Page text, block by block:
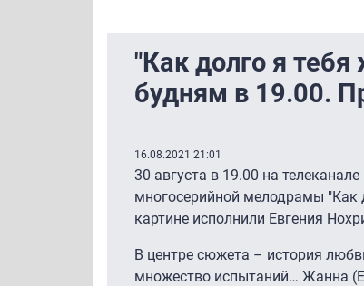
"Как долго я тебя
будням в 19.00.
16.08.2021 21:01
30 августа в 19.00 на
многосерийной мелодрамы "Как
картине исполнили Евгения
В центре сюжета – история
множество испытаний… Жанна